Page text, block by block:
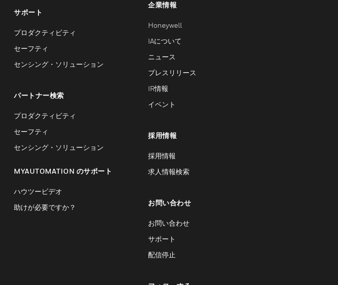
サポート
プロダクティビティ
セーフティ
センシング・ソリューション
パートナー検索
プロダクティビティ
セーフティ
センシング・ソリューション
MYAUTOMATION のサポート
ハウツービデオ
助けが必要ですか？
企業情報
Honeywell
IAについて
ニュース
プレスリリース
IR情報
イベント
採用情報
採用情報
求人情報検索
お問い合わせ
お問い合わせ
サポート
配信停止